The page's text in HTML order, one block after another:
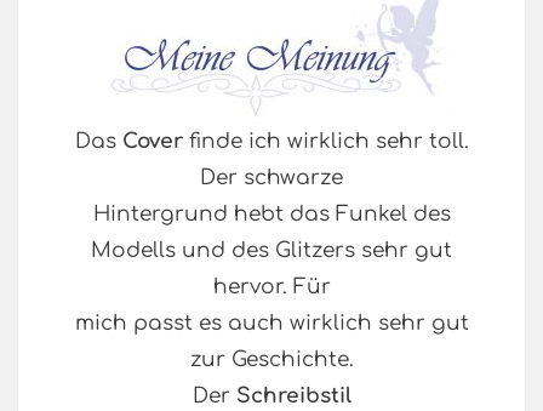
DasCoverfinde ich wirklich sehr toll.
Der schwarze
Hintergrund hebt das Funkel des
Modells und des Glitzers sehr gut
hervor. Für
mich passt es auch wirklich sehr gut
zur Geschichte.
Der Schreibstil